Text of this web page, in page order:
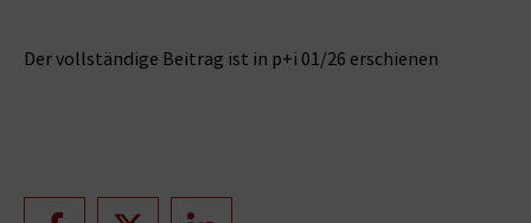
Der vollständige Beitrag ist in p+i 01/26 erschienen